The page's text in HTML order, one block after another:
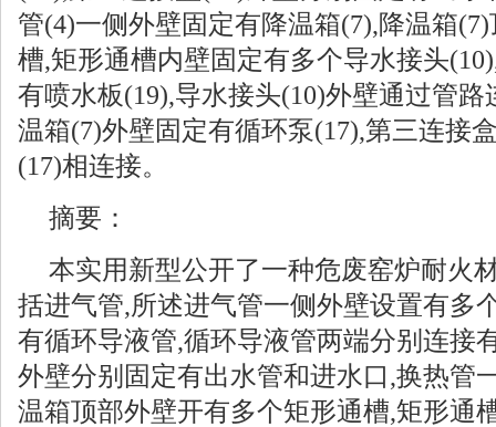
管(4)一侧外壁固定有降温箱(7),降温箱
槽,矩形通槽内壁固定有多个导水接头
有喷水板(19),导水接头(10)外壁通过管
温箱(7)外壁固定有循环泵(17),第三连接
(17)相连接。
摘要：
本实用新型公开了一种危废窑炉耐火
括进气管,所述进气管一侧外壁设置有多
有循环导液管,循环导液管两端分别连接
外壁分别固定有出水管和进水口,换热管
温箱顶部外壁开有多个矩形通槽,矩形通